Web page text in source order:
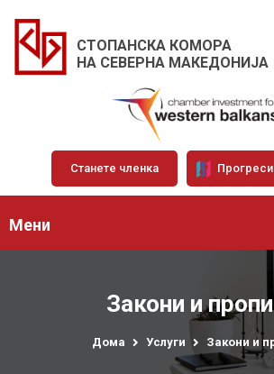
СТОПАНСКА КОМОРА
НА СЕВЕРНА МАКЕДОНИЈА
Станете членка
Мени
Закони и
Дома Услуги Закони и